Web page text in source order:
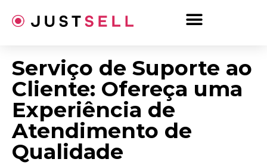
para
Serviço de Suporte ao
Cliente: Ofereça uma
Experiência de
Atendimento de
Qualidade